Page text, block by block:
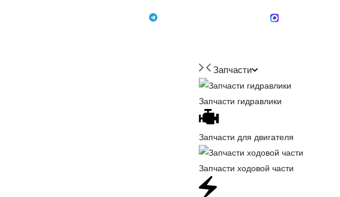
Мессенджер MAX
Запчасти
Запчасти гидравлики
Запчасти для двигателя
Запчасти ходовой части